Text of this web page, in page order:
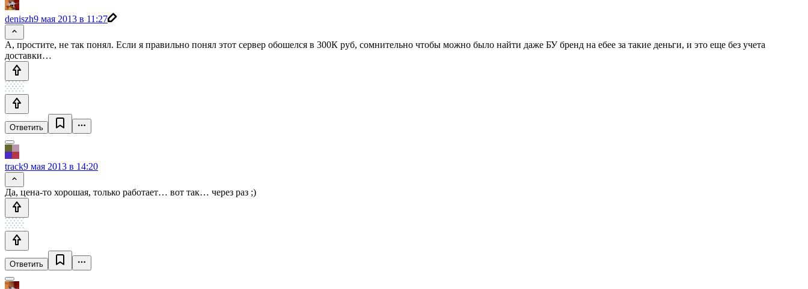
deniszh9 мая 2013 в 11:27
А, простите, не так понял. Если я правильно понял этот сервер обошелся в 300К руб, сомнительно чтобы можно было найти даже БУ бренд на ебее за такие деньги, и это еще без учета
доставки…
Ответить
track9 мая 2013 в 14:20
Да, цена-то хорошая, только работает… вот так… через раз ;)
Ответить